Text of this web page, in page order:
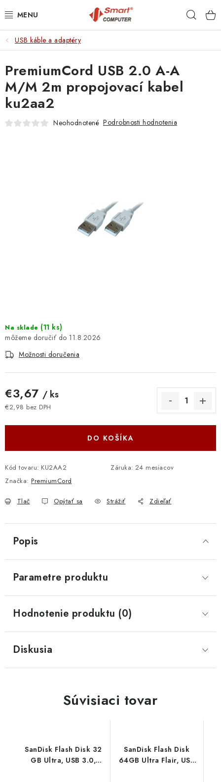
na
NOTEBOOKY
MOBILNÉ ZARIADENIA
PC A KOMPONENTY
PERIFÉRIE
: TOP PRODUKTY
: NOVÉ PRODUKTY
Obchodné podmienky
Napíšte nám
USB káble a adaptéry
Na sklade (11 ks)
11.8.2026
Možnosti doručenia
€3,67 / ks
€2,98 bez DPH
DO KOŠÍKA
Kód tovaru: KU2AA2 Záruka: 24 mesiacov
Značka: PremiumCord
Tlač Opýtať sa Strážiť Zdieľať
PremiumCord USB 2.0 A-A
M/M 2m propojovací kabel
ku2aa2
Neohodnotené Podrobnosti hodnotenia
Popis
Parametre produktu
Hodnotenie produktu (0)
Diskusia
Súvisiaci tovar
SanDisk Flash Disk 32
GB Ultra, USB 3.0,
SanDisk Flash Disk
64GB Ultra Flair, USB